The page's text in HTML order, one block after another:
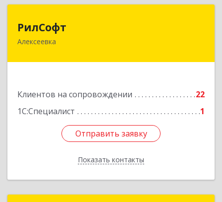
РилСофт
Алексеевка
Клиентов на сопровождении
22
1С:Специалист
1
Отправить заявку
Показать контакты
309850, Белгородская обл, Алексеевский р-н,
Отправить заявку
Назад